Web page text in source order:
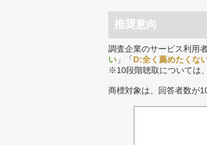
推奨意向
調査企業のサービス利用
い 」「D:全く薦めたくな
※10段階聴取については
商標対象は、回答者数が